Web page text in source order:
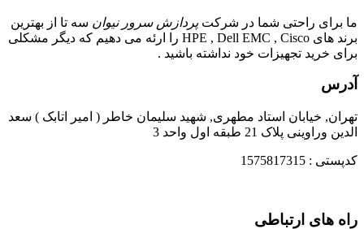
ما برای راحتی شما در شرکتپردازش سرور نیوان سه تا از بهترین
برند های HPE , Dell EMC , Cisco را ارئه می دهیم که دیگر مشکلی
برای خرید تجهیزات خود نداشته باشید .
آدرس
تهران, خیابان استاد مطهری, شهید سلیمان خاطر ( امیر اتابک ) سعد
الدین وراوینی پلاک 21 طبقه اول واحد 3
کدپستی : 1575817315
راه های ارتباطی